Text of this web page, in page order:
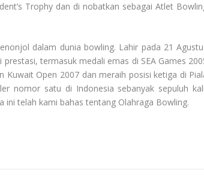
Trophy dan di nobatkan sebagai Atlet
dalam dunia bowling. Lahir pada 21
termasuk medali emas di SEA Games
Open 2007 dan meraih posisi ketiga di
nomor satu di Indonesia sebanyak sepuluh
ini telah kami bahas tentang Olahraga Bowling.